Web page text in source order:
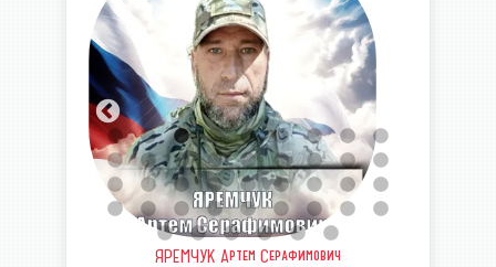
ЯРЕМЧУК Артем Серафимович